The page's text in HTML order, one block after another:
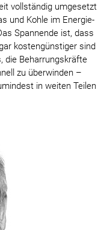
vollständig umgesetzt
und Kohle im Energie-
Spannende ist, dass
kostengünstiger sind
die Beharrungskräfte
zu überwinden –
in weiten Teilen